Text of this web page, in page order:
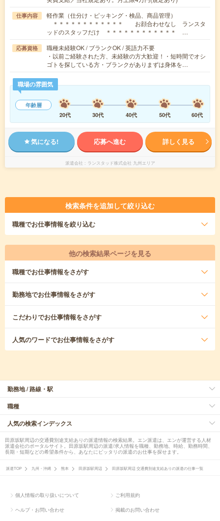
仕事内容
軽作業（仕分け・ピッキング・検品、商品管理）
＊＊＊＊＊＊＊＊＊＊＊＊ お顔合わせなし ランスタ
ッドのスタッフだけ ＊＊＊＊＊＊＊＊＊＊＊＊ …
応募資格
職種未経験OK / ブランクOK / 英語力不要
・以前ご経験された方、未経験の方大歓迎！・短時間でオシ
ゴトを探している方・ブランクがありまずは身体を…
職場の雰囲気
年齢層
20代
30代 40代 50代 60代
気になる! 応募へ進む 詳しく見る
派遣会社 ランスタッド株式会社 九州エリア
検索条件を追加して絞り込む
職種でお仕事情報を絞り込む
他の検索結果ページを見る
職種でお仕事情報をさがす
勤務地でお仕事情報をさがす
こだわりでお仕事情報をさがす
人気のワードでお仕事情報をさがす
勤務地 / 路線・駅
職種
人気の検索インデックス
田原坂駅周辺の交通費別途支給ありの派遣情報の検索結果。エン派遣は、エンが運営する人材
派遣会社のポータルサイト。田原坂駅周辺の派遣/求人情報を職種、勤務地、時給、勤務時間、
長期・短期などの希望条件から、あなたにピッタリの派遣のお仕事を探せます。
派遣TOP 九州・沖縄 熊本 田原坂駅周辺 田原坂駅周辺 交通費別途支給ありの派遣の仕事一覧
個人情報の取り扱いについて ご利用規約
ヘルプ・お問い合わせ 掲載のお問い合わせ